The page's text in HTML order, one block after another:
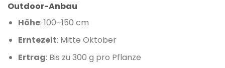
Outdoor-Anbau
Höhe: 100–150 cm
Erntezeit: Mitte Oktober
Ertrag: Bis zu 300 g pro Pflanze